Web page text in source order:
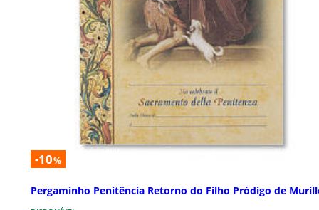
-10%
Pergaminho Penitência Retorno do Filho Pródigo de